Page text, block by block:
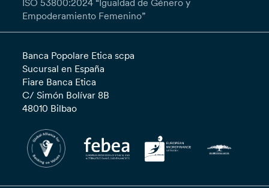
ISO 53800:2024 “Igualdad de Género y
Empoderamiento Femenino”
Banca Popolare Etica scpa
Sucursal en España
Fiare Banca Etica
C/ Simón Bolívar 8B
48010 Bilbao